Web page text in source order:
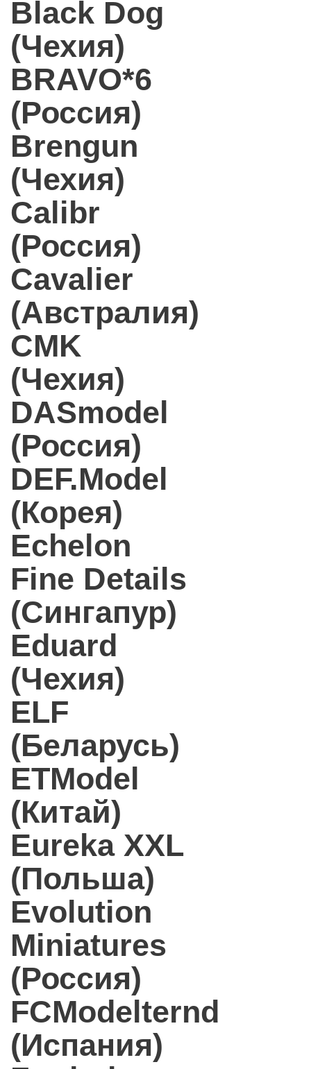
Black Dog
(Чехия)
BRAVO*6
(Россия)
Brengun
(Чехия)
Calibr
(Россия)
Cavalier
(Австралия)
CMK
(Чехия)
DASmodel
(Россия)
DEF.Model
(Корея)
Echelon
Fine Details
(Сингапур)
Eduard
(Чехия)
ELF
(Беларусь)
ETModel
(Китай)
Eureka XXL
(Польша)
Evolution
Miniatures
(Россия)
FCModelternd
(Испания)